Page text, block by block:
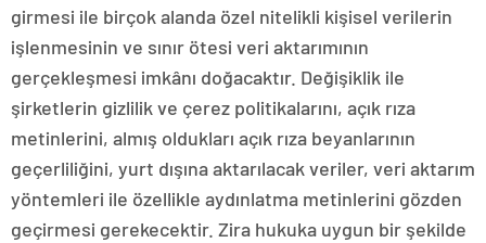
girmesi ile birçok alanda özel nitelikli kişisel verilerin
işlenmesinin ve sınır ötesi veri aktarımının
gerçekleşmesi imkânı doğacaktır. Değişiklik ile
şirketlerin gizlilik ve çerez politikalarını, açık rıza
metinlerini, almış oldukları açık rıza beyanlarının
geçerliliğini, yurt dışına aktarılacak veriler, veri aktarım
yöntemleri ile özellikle aydınlatma metinlerini gözden
geçirmesi gerekecektir. Zira hukuka uygun bir şekilde